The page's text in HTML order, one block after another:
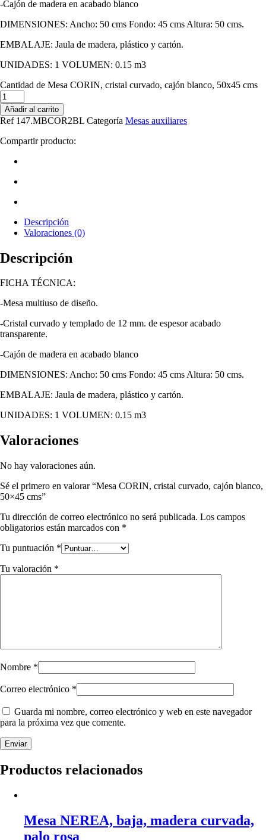
-Cajón de madera en acabado blanco
DIMENSIONES: Ancho: 50 cms Fondo: 45 cms Altura: 50 cms.
EMBALAJE: Jaula de madera, plástico y cartón.
UNIDADES: 1 VOLUMEN: 0.15 m3
Cantidad de Mesa CORIN, cristal curvado, cajón blanco, 50x45 cms
Añadir al carrito
Ref 147.MBCOR2BL Categoría Mesas auxiliares
Compartir producto:
Descripción
Valoraciones (0)
Descripción
FICHA TÉCNICA:
-Mesa multiuso de diseño.
-Cristal curvado y templado de 12 mm. de espesor acabado
transparente.
-Cajón de madera en acabado blanco
DIMENSIONES: Ancho: 50 cms Fondo: 45 cms Altura: 50 cms.
EMBALAJE: Jaula de madera, plástico y cartón.
UNIDADES: 1 VOLUMEN: 0.15 m3
Valoraciones
No hay valoraciones aún.
Sé el primero en valorar “Mesa CORIN, cristal curvado, cajón blanco,
50×45 cms”
Tu dirección de correo electrónico no será publicada. Los campos
obligatorios están marcados con *
Tu puntuación *
Tu valoración *
Nombre *
Correo electrónico *
Guarda mi nombre, correo electrónico y web en este navegador
para la próxima vez que comente.
Productos relacionados
Mesa NEREA, baja, madera curvada,
palo rosa